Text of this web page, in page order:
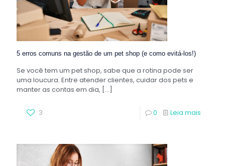
5 erros comuns na gestão de um pet shop (e como evitá-los!)
Se você tem um pet shop, sabe que a rotina pode ser
uma loucura. Entre atender clientes, cuidar dos pets e
manter as contas em dia, […]
3 0 Leia mais